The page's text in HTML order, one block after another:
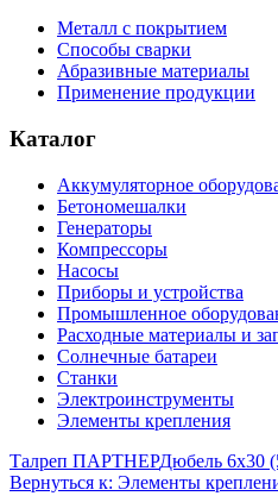
Металл с покрытием
Способы сварки
Абразивные материалы
Применение продукции
Каталог
Аккумуляторное
Бетономешалки
Генераторы
Компрессоры
Насосы
Приборы и устройства
Промышленное
Расходные материалы и
Солнечные батареи
Станки
Электроинструменты
Элементы крепления
Талреп ПАРТНЕРДюбель 6х30
Вернуться к: Элементы